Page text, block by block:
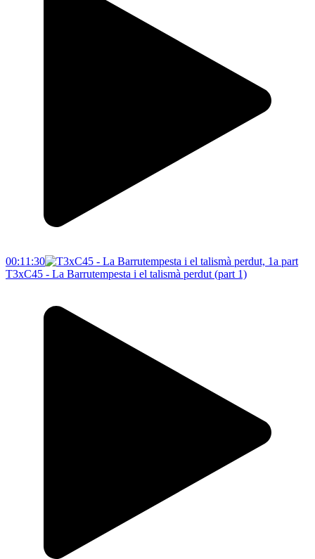
00:11:30
T3xC45 - La Barrutempesta i el talismà perdut (part 1)